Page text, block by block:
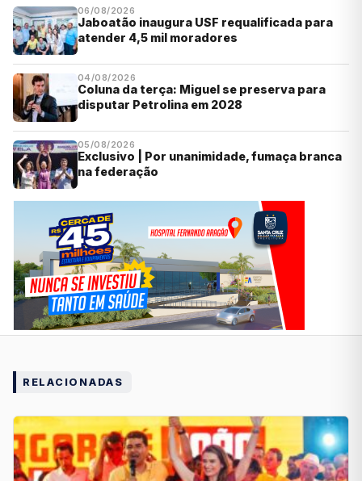
06/08/2026
Jaboatão inaugura USF requalificada para
atender 4,5 mil moradores
04/08/2026
Coluna da terça: Miguel se preserva para
disputar Petrolina em 2028
05/08/2026
Exclusivo | Por unanimidade, fumaça branca
na federação
RELACIONADAS